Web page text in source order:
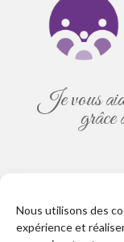
Nous utilisons des
expérience et
Je vous
grâce